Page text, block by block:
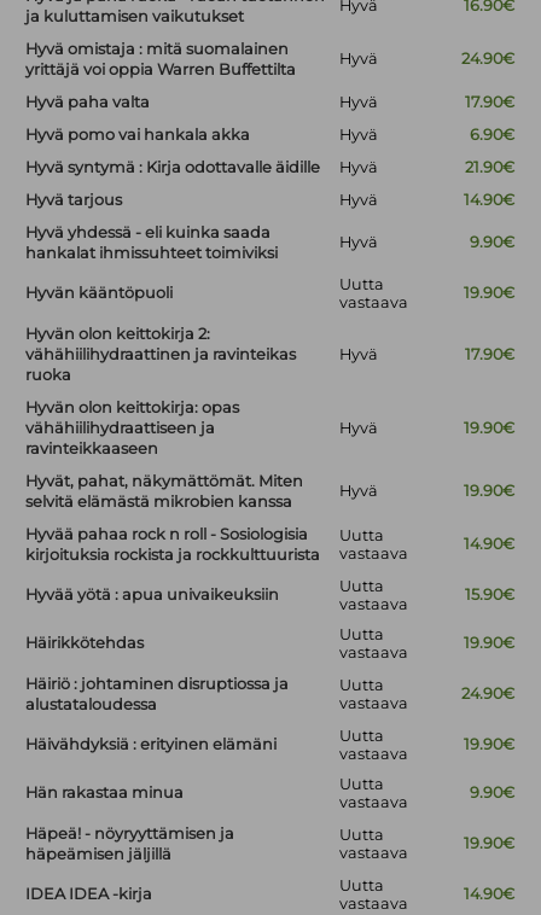
ja kuluttamisen vaikutukset
Hyvä 16.90€
Hyvä omistaja : mitä suomalainen
yrittäjä voi oppia Warren Buffettilta
Hyvä 24.90€
Hyvä paha valta Hyvä
17.90€
Hyvä pomo vai hankala akka
Hyvä
6.90€
Hyvä syntymä : Kirja odottavalle äidille
Hyvä
21.90€
Hyvä tarjous
Hyvä
14.90€
Hyvä yhdessä - eli kuinka saada
hankalat ihmissuhteet toimiviksi
Hyvä 9.90€
Hyvän kääntöpuoli
Uutta
vastaava
19.90€
Hyvän olon keittokirja 2:
vähähiilihydraattinen ja ravinteikas
ruoka
Hyvä 17.90€
Hyvän olon keittokirja: opas
vähähiilihydraattiseen ja
ravinteikkaaseen
Hyvä 19.90€
Hyvät, pahat, näkymättömät. Miten
selvitä elämästä mikrobien kanssa
Hyvä 19.90€
Hyvää pahaa rock n roll - Sosiologisia
kirjoituksia rockista ja rockkulttuurista
Uutta
vastaava
14.90€
Hyvää yötä : apua univaikeuksiin
Uutta
vastaava
15.90€
Häirikkötehdas
Uutta
vastaava
19.90€
Häiriö : johtaminen disruptiossa ja
alustataloudessa
Uutta
vastaava
24.90€
Häivähdyksiä : erityinen elämäni
Uutta
vastaava
19.90€
Hän rakastaa minua
Uutta
vastaava
9.90€
Häpeä! - nöyryyttämisen ja
häpeämisen jäljillä
Uutta
vastaava
19.90€
IDEA IDEA -kirja
Uutta
vastaava
14.90€